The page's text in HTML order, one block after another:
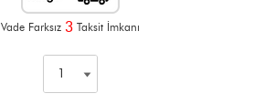
Vade Farksız 3 Taksit İmkanı